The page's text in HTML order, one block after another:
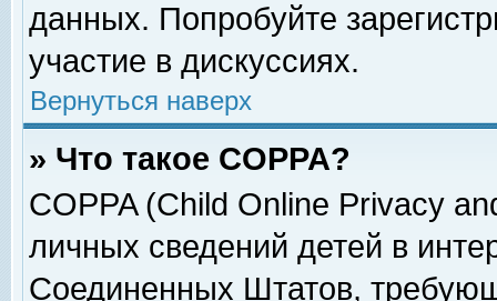
данных. Попробуйте
участие в дискуссиях.
Вернуться наверх
» Что такое COPPA?
COPPA (Child Online Privacy
личных сведений детей в
Соединенных Штатов,